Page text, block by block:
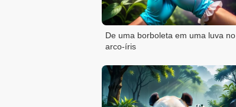
De uma borboleta em uma luva no
arco-íris